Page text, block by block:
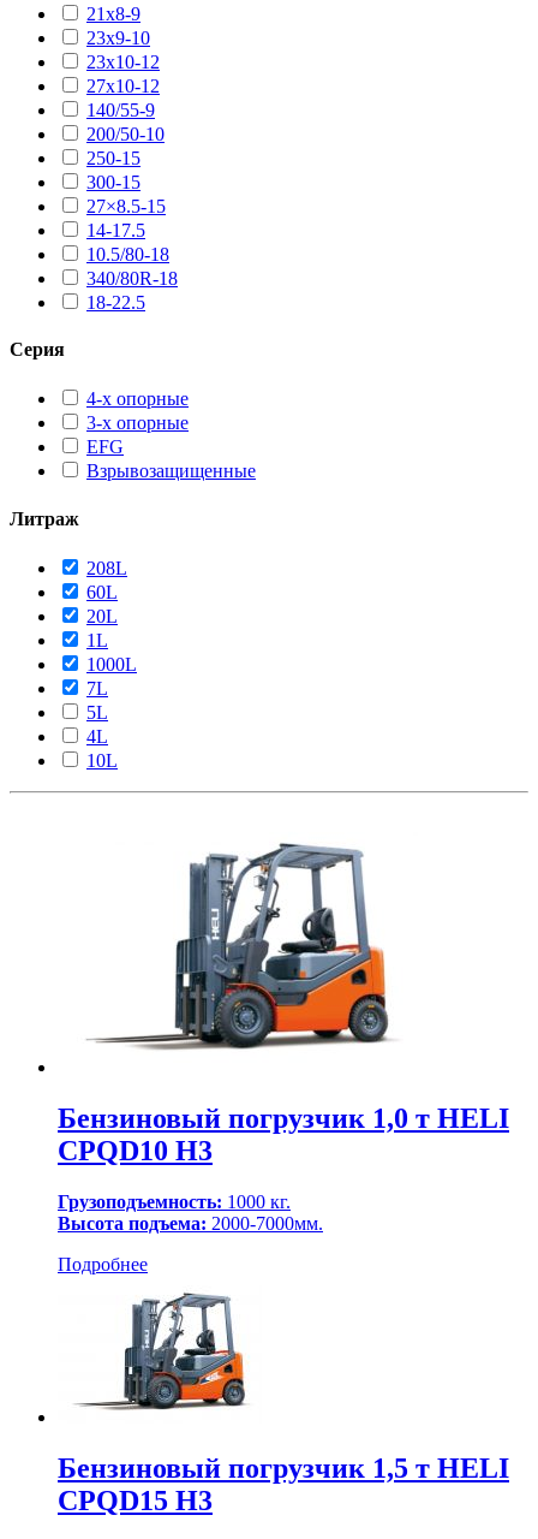
21х8-9
23х9-10
23х10-12
27х10-12
140/55-9
200/50-10
250-15
300-15
27×8.5-15
14-17.5
10.5/80-18
340/80R-18
18-22.5
Серия
4-х опорные
3-х опорные
EFG
Взрывозащищенные
Литраж
208L
60L
20L
1L
1000L
7L
5L
4L
10L
Бензиновый погрузчик 1,0 т HELI
CPQD10 H3
Грузоподъемность: 1000 кг.
Высота подъема: 2000-7000мм.
Подробнее
Бензиновый погрузчик 1,5 т HELI
CPQD15 H3